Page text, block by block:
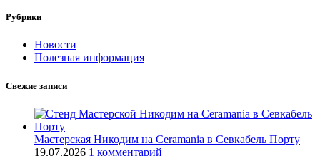
Рубрики
Новости
Полезная информация
Свежие записи
Мастерская Никодим на Ceramania в Севкабель Порту
19.07.2026 1 комментарий